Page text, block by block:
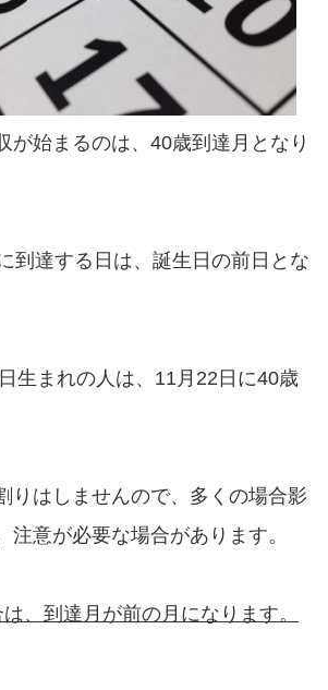
が始まるのは、40歳到達月となり
到達する日は、誕生日の前日とな
生まれの人は、11月22日に40歳
りはしませんので、多くの場合影
注意が必要な場合があります。
、到達月が前の月になります。